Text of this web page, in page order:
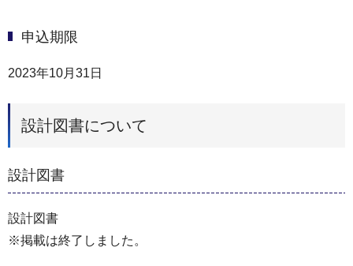
申込期限
2023年10月31日
設計図書について
設計図書
設計図書
※掲載は終了しました。